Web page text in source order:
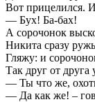
Вот прицелился. И
— Бух! Ба-бах!
А сорочонок
Никита сразу
Гляжу: и
Так друг от друга
— Ты что же,
— Да как же! –